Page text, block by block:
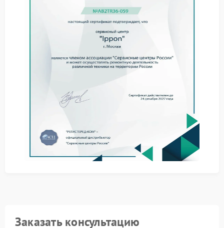
отключить лишнюю нагрузку;
перезапустить устройство;
проверить условия эксплуатации;
убедиться в исправности батареи.
Иногда такие шаги позволяют нормализовать
работу без сложных вмешательств.
Когда требуется ремонт
При сохранении проблемы необходим ремонт
электронными компонентами или внутренними
цепями стабилизации.
Роль сервисного обслуживания
Заказать консультацию